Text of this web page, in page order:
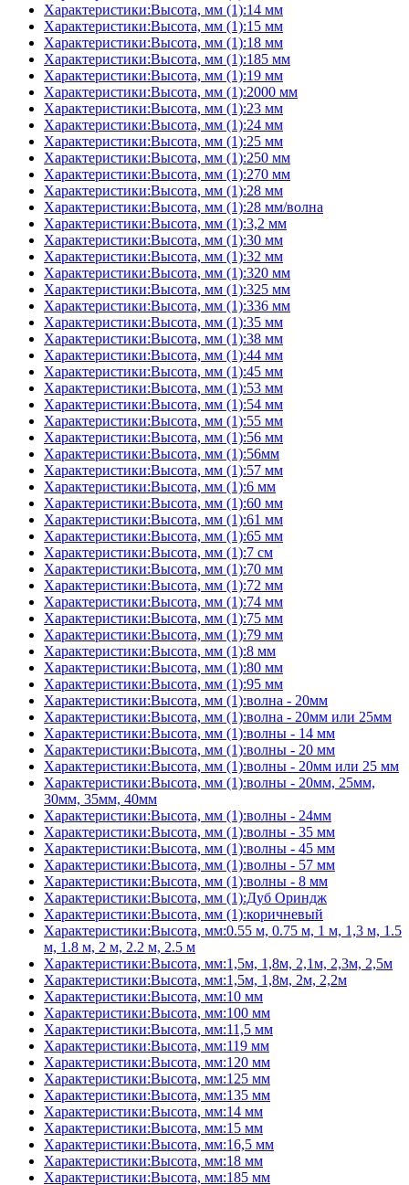
Характеристики:Высота, мм (1):14 мм
Характеристики:Высота, мм (1):15 мм
Характеристики:Высота, мм (1):18 мм
Характеристики:Высота, мм (1):185 мм
Характеристики:Высота, мм (1):19 мм
Характеристики:Высота, мм (1):2000 мм
Характеристики:Высота, мм (1):23 мм
Характеристики:Высота, мм (1):24 мм
Характеристики:Высота, мм (1):25 мм
Характеристики:Высота, мм (1):250 мм
Характеристики:Высота, мм (1):270 мм
Характеристики:Высота, мм (1):28 мм
Характеристики:Высота, мм (1):28 мм/волна
Характеристики:Высота, мм (1):3,2 мм
Характеристики:Высота, мм (1):30 мм
Характеристики:Высота, мм (1):32 мм
Характеристики:Высота, мм (1):320 мм
Характеристики:Высота, мм (1):325 мм
Характеристики:Высота, мм (1):336 мм
Характеристики:Высота, мм (1):35 мм
Характеристики:Высота, мм (1):38 мм
Характеристики:Высота, мм (1):44 мм
Характеристики:Высота, мм (1):45 мм
Характеристики:Высота, мм (1):53 мм
Характеристики:Высота, мм (1):54 мм
Характеристики:Высота, мм (1):55 мм
Характеристики:Высота, мм (1):56 мм
Характеристики:Высота, мм (1):56мм
Характеристики:Высота, мм (1):57 мм
Характеристики:Высота, мм (1):6 мм
Характеристики:Высота, мм (1):60 мм
Характеристики:Высота, мм (1):61 мм
Характеристики:Высота, мм (1):65 мм
Характеристики:Высота, мм (1):7 см
Характеристики:Высота, мм (1):70 мм
Характеристики:Высота, мм (1):72 мм
Характеристики:Высота, мм (1):74 мм
Характеристики:Высота, мм (1):75 мм
Характеристики:Высота, мм (1):79 мм
Характеристики:Высота, мм (1):8 мм
Характеристики:Высота, мм (1):80 мм
Характеристики:Высота, мм (1):95 мм
Характеристики:Высота, мм (1):волна - 20мм
Характеристики:Высота, мм (1):волна - 20мм или 25мм
Характеристики:Высота, мм (1):волны - 14 мм
Характеристики:Высота, мм (1):волны - 20 мм
Характеристики:Высота, мм (1):волны - 20мм или 25 мм
Характеристики:Высота, мм (1):волны - 20мм, 25мм,
30мм, 35мм, 40мм
Характеристики:Высота, мм (1):волны - 24мм
Характеристики:Высота, мм (1):волны - 35 мм
Характеристики:Высота, мм (1):волны - 45 мм
Характеристики:Высота, мм (1):волны - 57 мм
Характеристики:Высота, мм (1):волны - 8 мм
Характеристики:Высота, мм (1):Дуб Ориндж
Характеристики:Высота, мм (1):коричневый
Характеристики:Высота, мм:0.55 м, 0.75 м, 1 м, 1,3 м, 1.5
м, 1.8 м, 2 м, 2.2 м, 2.5 м
Характеристики:Высота, мм:1,5м, 1,8м, 2,1м, 2,3м, 2,5м
Характеристики:Высота, мм:1,5м, 1,8м, 2м, 2,2м
Характеристики:Высота, мм:10 мм
Характеристики:Высота, мм:100 мм
Характеристики:Высота, мм:11,5 мм
Характеристики:Высота, мм:119 мм
Характеристики:Высота, мм:120 мм
Характеристики:Высота, мм:125 мм
Характеристики:Высота, мм:135 мм
Характеристики:Высота, мм:14 мм
Характеристики:Высота, мм:15 мм
Характеристики:Высота, мм:16,5 мм
Характеристики:Высота, мм:18 мм
Характеристики:Высота, мм:185 мм